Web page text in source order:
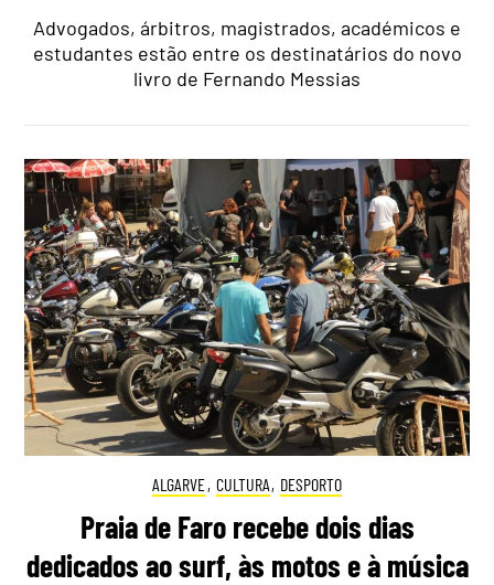
Advogados, árbitros, magistrados, académicos e
estudantes estão entre os destinatários do novo
livro de Fernando Messias
ALGARVE, CULTURA, DESPORTO
Praia de Faro recebe dois dias
dedicados ao surf, às motos e à música